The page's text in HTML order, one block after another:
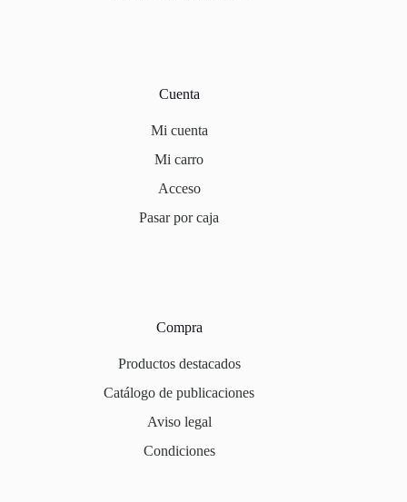
Cuenta
Mi cuenta
Mi carro
Acceso
Pasar por caja
Compra
Productos destacados
Catálogo de publicaciones
Aviso legal
Condiciones